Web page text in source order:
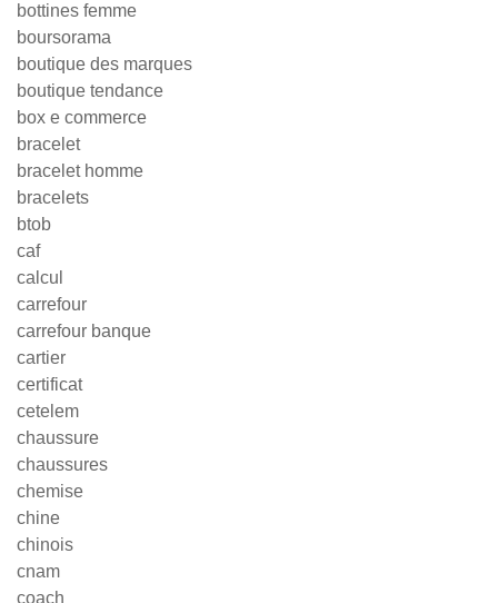
bottines femme
boursorama
boutique des marques
boutique tendance
box e commerce
bracelet
bracelet homme
bracelets
btob
caf
calcul
carrefour
carrefour banque
cartier
certificat
cetelem
chaussure
chaussures
chemise
chine
chinois
cnam
coach